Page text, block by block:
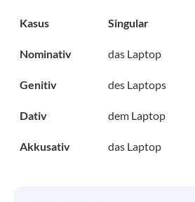
Kasus Singular
Nominativ das Laptop
Genitiv des Laptops
Dativ dem Laptop
Akkusativ das Laptop